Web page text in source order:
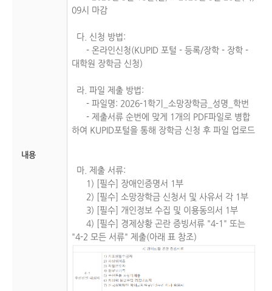
내용
09시 마감
다. 신청 방법:
- 온라인신청(KUPID 포털 - 등록/장학 - 장학 -
대학원 장학금 신청)
라. 파일 제출 방법:
- 파일명: 2026-1학기_소망장학금_성명_학번
- 제출서류 순번에 맞게 1개의 PDF파일로 병합
하여 KUPID포털을 통해 장학금 신청 후 파일 업로드
마. 제출 서류:
1) [필수] 장애인증명서 1부
2) [필수] 소망장학금 신청서 및 사유서 각 1부
3) [필수] 개인정보 수집 및 이용동의서 1부
4) [필수] 경제상황 곤란 증빙서류 "4-1" 또는
"4-2 모든 서류" 제출(아래 표 참조)